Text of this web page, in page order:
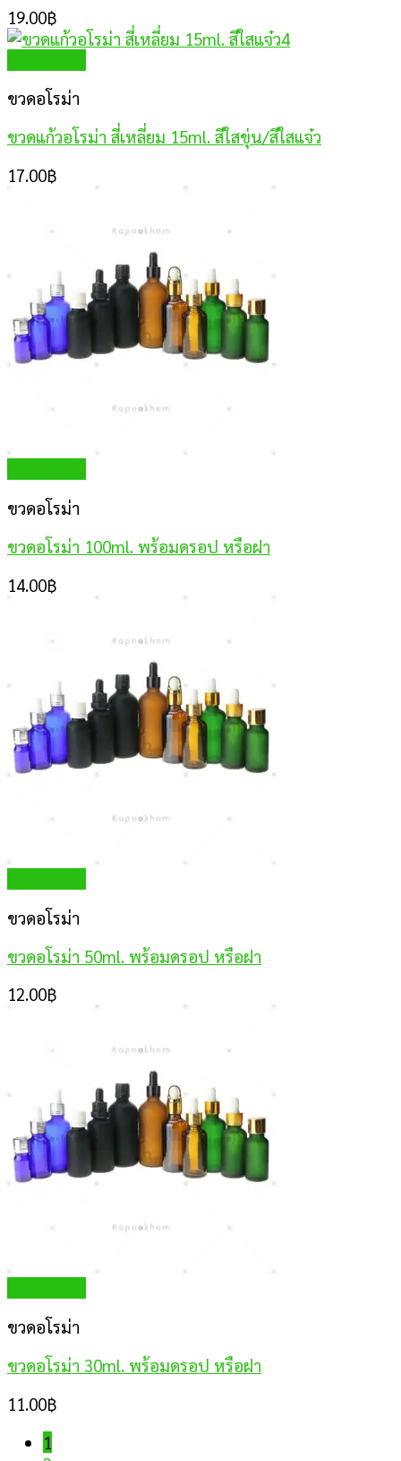
19.00฿
ขวดอโรม่า
ขวดแก้วอโรม่า สี่เหลี่ยม 15ml. สีใสขุ่น/สีใสแจ๋ว
17.00฿
ขวดอโรม่า
ขวดอโรม่า 100ml. พร้อมดรอป หรือฝา
14.00฿
ขวดอโรม่า
ขวดอโรม่า 50ml. พร้อมดรอป หรือฝา
12.00฿
ขวดอโรม่า
ขวดอโรม่า 30ml. พร้อมดรอป หรือฝา
11.00฿
1